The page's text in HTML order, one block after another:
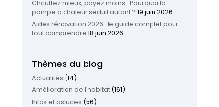
Chauffez mieux, payez moins : Pourquoi la
pompe à chaleur séduit autant ? 19 juin 2026
Aides rénovation 2026 : le guide complet pour
tout comprendre 18 juin 2026
Thèmes du blog
Actualités (14)
Amélioration de l'habitat(161)
Infos et astuces (56)